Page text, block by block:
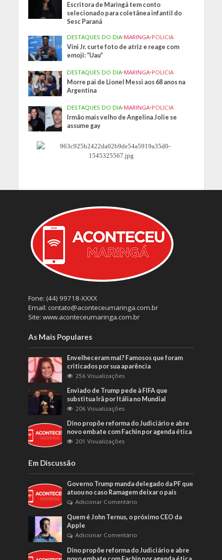
Escritora de Maringá tem conto
selecionado para coletânea infantil do
Sesc Paraná
DESTAQUES DO DIA•MARINGA•POLICIA
Vini Jr. curte foto de atriz e reage com
emoji: “Uau”
DESTAQUES DO DIA•MARINGA•POLICIA
Morre pai de Lionel Messi aos 68 anos na
Argentina
DESTAQUES DO DIA•MARINGA•POLICIA
Irmão mais velho de Angelina Jolie se
assume gay
Fone: (44) 99718-XXXX
Email: contato@aconteceumaringa.com.br
Site: www.aconteceumaringa.com.br
As Mais Populares
Envelheceram mal? Famosos que foram
criticados por sua aparência
256 Visualizações
Enviado de Trump pede à FIFA que
substitua Irã por Itália no Mundial
206 Visualizações
Dino propõe reforma do Judiciário e abre
novo embate com Fachin por agenda ética
201 Visualizações
Em Discussão
Governo Trump manda delegado da PF que
atuou no caso Ramagem deixar o país
Adicionar Comentário
Quem é John Ternus, o próximo CEO da
Apple
Adicionar Comentário
Dino propõe reforma do Judiciário e abre